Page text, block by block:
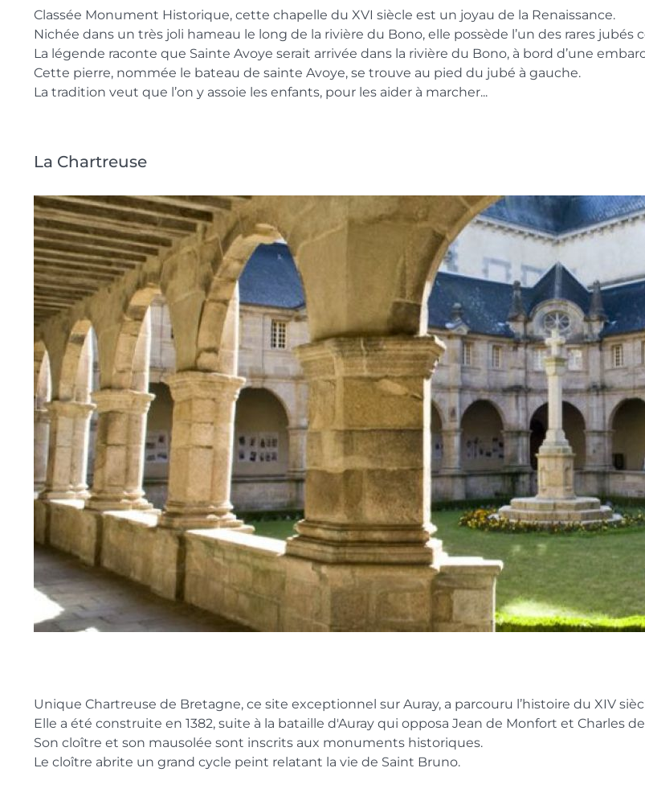
Classée Monument Historique, cette chapelle du XVI siècle est un joyau de la Renaissance.
Nichée dans un très joli hameau le long de la rivière du Bono, elle possède l’un des rares jubés
La légende raconte que Sainte Avoye serait arrivée dans la rivière du Bono, à bord d’une
Cette pierre, nommée le bateau de sainte Avoye, se trouve au pied du jubé à gauche.
La tradition veut que l’on y assoie les enfants, pour les aider à marcher...
La Chartreuse
Unique Chartreuse de Bretagne, ce site exceptionnel sur Auray, a parcouru l’histoire du XIV
Elle a été construite en 1382, suite à la bataille d'Auray qui opposa Jean de Monfort et Charles
Son cloître et son mausolée sont inscrits aux monuments historiques.
Le cloître abrite un grand cycle peint relatant la vie de Saint Bruno.